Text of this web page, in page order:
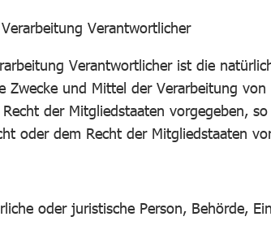
Verantwortlicher
Verantwortlicher ist die
Zwecke und Mittel der Verarbeitung
der Mitgliedstaaten vorgegeben,
oder dem Recht der Mitgliedstaaten
oder juristische Person, Behörde,